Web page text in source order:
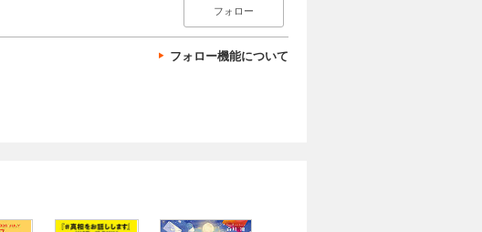
フォロー
フォロー機能について